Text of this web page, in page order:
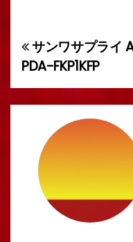
投
稿
ナ
ゲ
ー
サンワサプライ
PDA-FKP1KFP